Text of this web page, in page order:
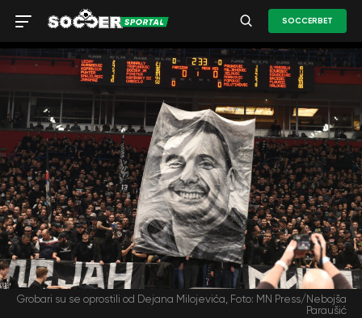
SOCCERBET
Grobari su se oprostili od Dejana Milojevića, Foto: MN Press/Nebojša
Paraušić